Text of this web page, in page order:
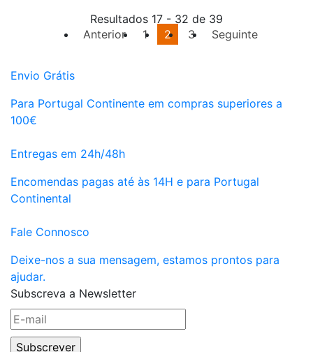
Resultados 17 - 32 de 39
Anterior
1 2 3 Seguinte
Envio Grátis
Para Portugal Continente em compras superiores a
100€
Entregas em 24h/48h
Encomendas pagas até às 14H e para Portugal
Continental
Fale Connosco
Deixe-nos a sua mensagem, estamos prontos para
ajudar.
Subscreva a Newsletter